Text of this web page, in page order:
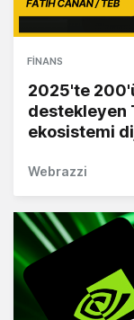
FINANS
2025'te
destekleyen
ekosistemi
Webrazzi